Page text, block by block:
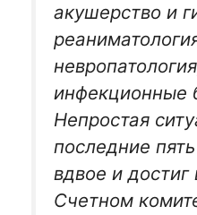
акушерство и
инфекционные
Непростая
последние
вдвое и
Счетном